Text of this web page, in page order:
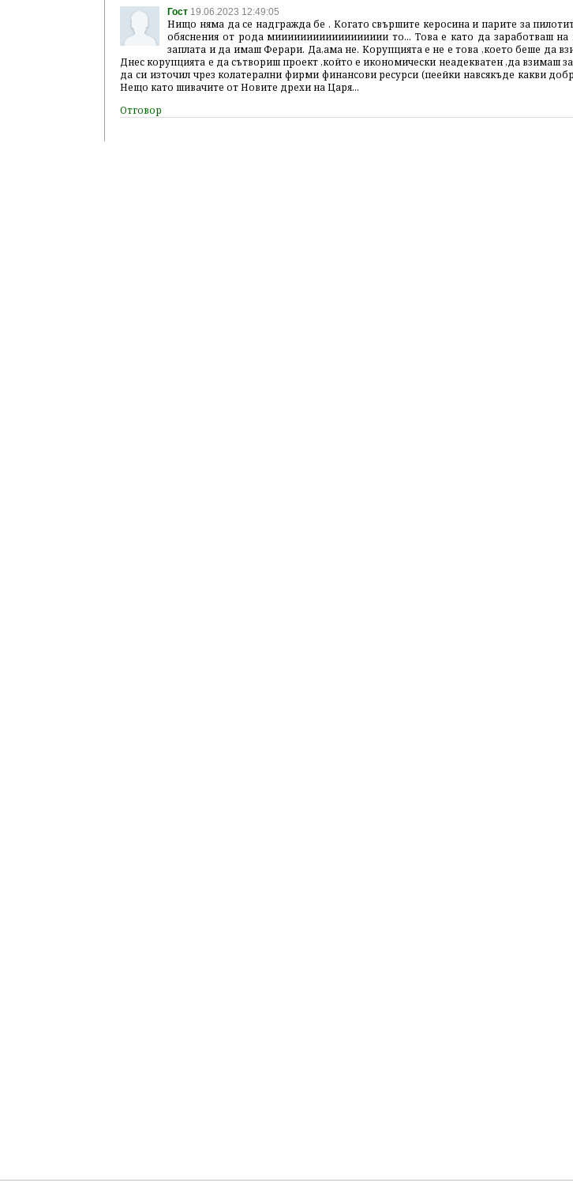
Гост 19.06.2023 12:49:05
Нищо няма да се надгражда бе . Когато свършите керосина и парите за
обяснения от рода мииииииииииииииииии то... Това е като да заработваш
заплата и да имаш Ферари. Да,ама не. Корупцията е не е това ,което беше да
Днес корупцията е да сътвориш проект ,който е икономически неадекватен ,да взимаш
да си източил чрез колатерални фирми финансови ресурси (пеейки навсякъде какви
Нещо като шивачите от Новите дрехи на Царя...